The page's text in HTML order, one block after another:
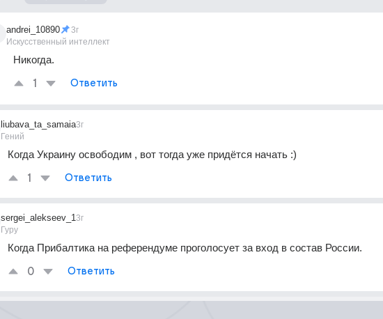
andrei_10890
Искусственный интеллект
3г
Никогда.
1 Ответить
liubava_ta_samaia
Гений
3г
Когда Украину освободим , вот тогда уже придётся начать :)
1 Ответить
sergei_alekseev_1
Гуру
3г
Когда Прибалтика на референдуме проголосует за вход в состав России.
0 Ответить